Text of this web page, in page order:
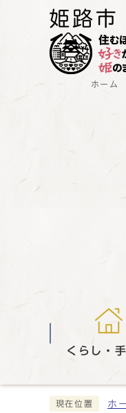
ホーム
くらし・
現在位置 ホ